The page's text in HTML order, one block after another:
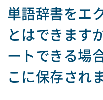
単語辞書をエ
とはできます
ートできる場
こに保存され